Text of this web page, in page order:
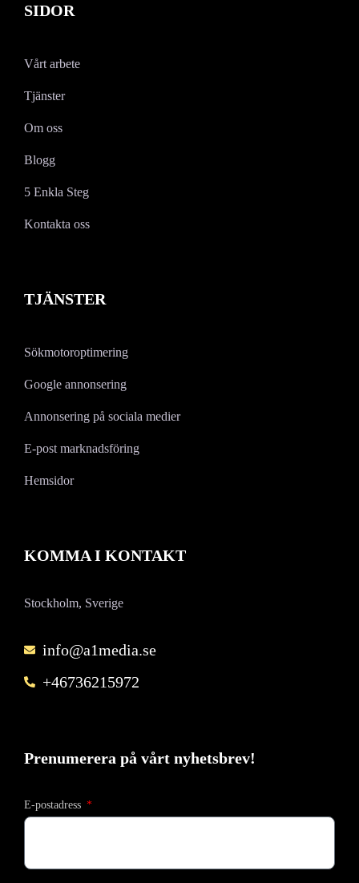
SIDOR
Vårt arbete
Tjänster
Om oss
Blogg
5 Enkla Steg
Kontakta oss
TJÄNSTER
Sökmotoroptimering
Google annonsering
Annonsering på sociala medier
E-post marknadsföring
Hemsidor
KOMMA I KONTAKT
Stockholm, Sverige
info@a1media.se
+46736215972
Prenumerera på vårt nyhetsbrev!
E-postadress